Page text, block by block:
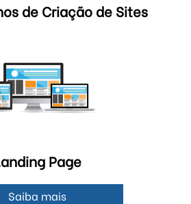
de Criação de Sites
Page
Saiba mais